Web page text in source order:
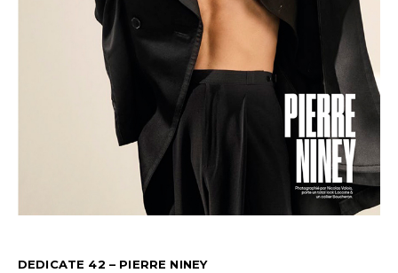
DEDICATE 42 – PIERRE NINEY